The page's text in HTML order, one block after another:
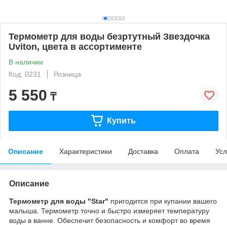
Термометр для воды безртутный Звездочка
Uviton, цвета в ассортименте
В наличии
Код: 0231
Розница
5 550 ₸
Купить
Описание Характеристики Доставка Оплата
Описание
Термометр для воды "Star" пригодится при купании вашего
малыша. Термометр точно и быстро измеряет температуру
воды в ванне. Обеспечит безопасность и комфорт во время